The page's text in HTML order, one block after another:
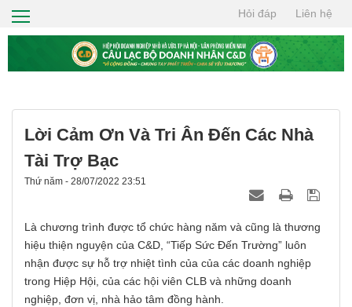
Hỏi đáp Liên hệ
CƠ HỘI GIAO THƯƠNG
TÌM KIẾM
LIÊN HỆ
Lời Cảm Ơn Và Tri Ân Đến Các Nhà
Tài Trợ Bạc
Thứ năm - 28/07/2022 23:51
Là chương trình được tổ chức hàng năm và cũng là thương
hiệu thiện nguyện của C&D, “Tiếp Sức Đến Trường” luôn
nhận được sự hỗ trợ nhiệt tình của của các doanh nghiệp
trong Hiệp Hội, của các hội viên CLB và những doanh
nghiệp, đơn vị, nhà hảo tâm đồng hành.